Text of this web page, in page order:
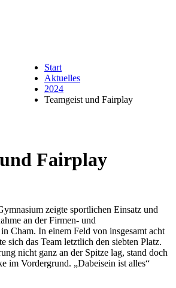
Start
Aktuelles
2024
Teamgeist und Fairplay
Fairplay
zeigte sportlichen Einsatz und
an der Firmen- und
Cham. In einem Feld von insgesamt acht
sich das Team letztlich den siebten Platz.
nicht ganz an der Spitze lag, stand doch
im Vordergrund. „Dabeisein ist alles“